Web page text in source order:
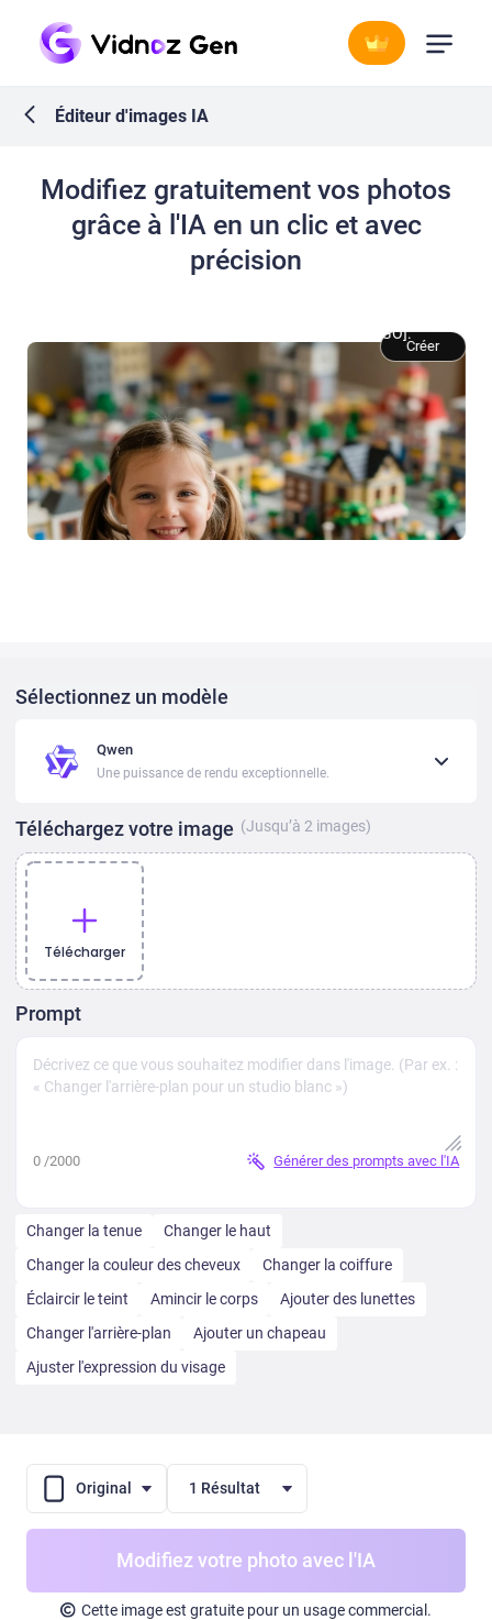
Éditeur d'images IA
Sélectionnez un modèle
Qwen
Une puissance de rendu exceptionnelle.
Téléchargez votre image (Jusqu’à 2 images)
Télécharger
Prompt
0/2000 Générer des prompts avec l'IA
Changer la tenue
Changer le haut
Changer la couleur des cheveux
Changer la coiffure
Éclaircir le teint
Amincir le corps
Ajouter des lunettes
Changer l'arrière-plan
Ajouter un chapeau
Ajuster l'expression du visage
Original 1 Résultat
Modifiez votre photo avec l'IA
Cette image est gratuite pour un usage commercial.
Modifiez gratuitement vos photos
grâce à l'IA en un clic et avec
précision
Créer
Changez l’arrière-plan pour [une ville miniature en LEGO].